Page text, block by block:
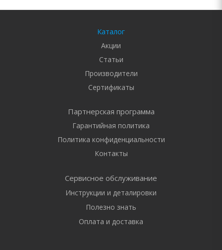
Каталог
Акции
Статьи
Производители
Сертификаты
Партнерская программа
Гарантийная политика
Политика конфиденциальности
Контакты
Сервисное обслуживание
Инструкции и деталировки
Полезно знать
Оплата и доставка